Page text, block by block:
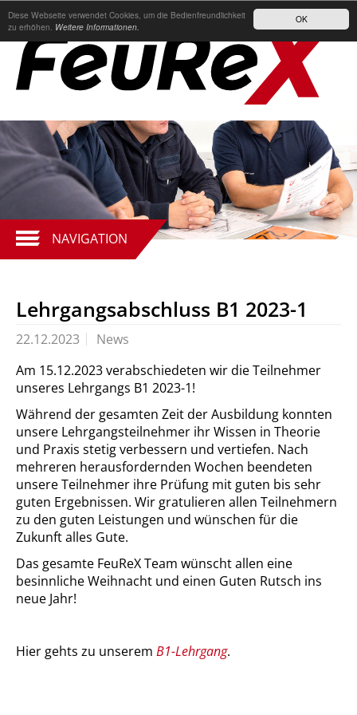
OK
Diese Webseite verwendet Cookies, um die Bedienfreundlichkeit
zu erhöhen. Weitere Informationen.
NAVIGATION
Lehrgangsabschluss B1 2023-1
22.12.2023
News
Am 15.12.2023 verabschiedeten wir die Teilnehmer
unseres Lehrgangs B1 2023-1!
Während der gesamten Zeit der Ausbildung konnten
unsere Lehrgangsteilnehmer ihr Wissen in Theorie
und Praxis stetig verbessern und vertiefen. Nach
mehreren herausfordernden Wochen beendeten
unsere Teilnehmer ihre Prüfung mit guten bis sehr
guten Ergebnissen. Wir gratulieren allen Teilnehmern
zu den guten Leistungen und wünschen für die
Zukunft alles Gute.
Das gesamte FeuReX Team wünscht allen eine
besinnliche Weihnacht und einen Guten Rutsch ins
neue Jahr!
Hier gehts zu unserem B1-Lehrgang.